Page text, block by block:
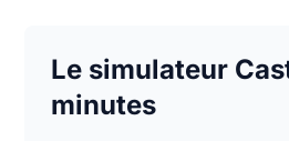
Le simulateur
minutes